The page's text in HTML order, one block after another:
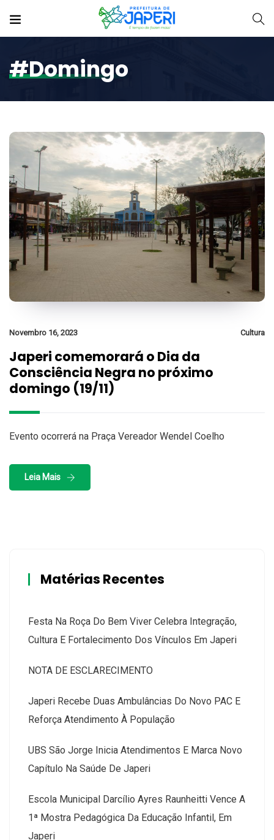
#domingo
Novembro 16, 2023 Cultura
Japeri comemorará o Dia da
Consciência Negra no próximo
domingo (19/11)
Evento ocorrerá na Praça Vereador Wendel Coelho
Leia Mais
Matérias Recentes
Festa Na Roça Do Bem Viver Celebra Integração,
Cultura E Fortalecimento Dos Vínculos Em Japeri
NOTA DE ESCLARECIMENTO
Japeri Recebe Duas Ambulâncias Do Novo PAC E
Reforça Atendimento À População
UBS São Jorge Inicia Atendimentos E Marca Novo
Capítulo Na Saúde De Japeri
Escola Municipal Darcílio Ayres Raunheitti Vence A
1ª Mostra Pedagógica Da Educação Infantil, Em
Japeri